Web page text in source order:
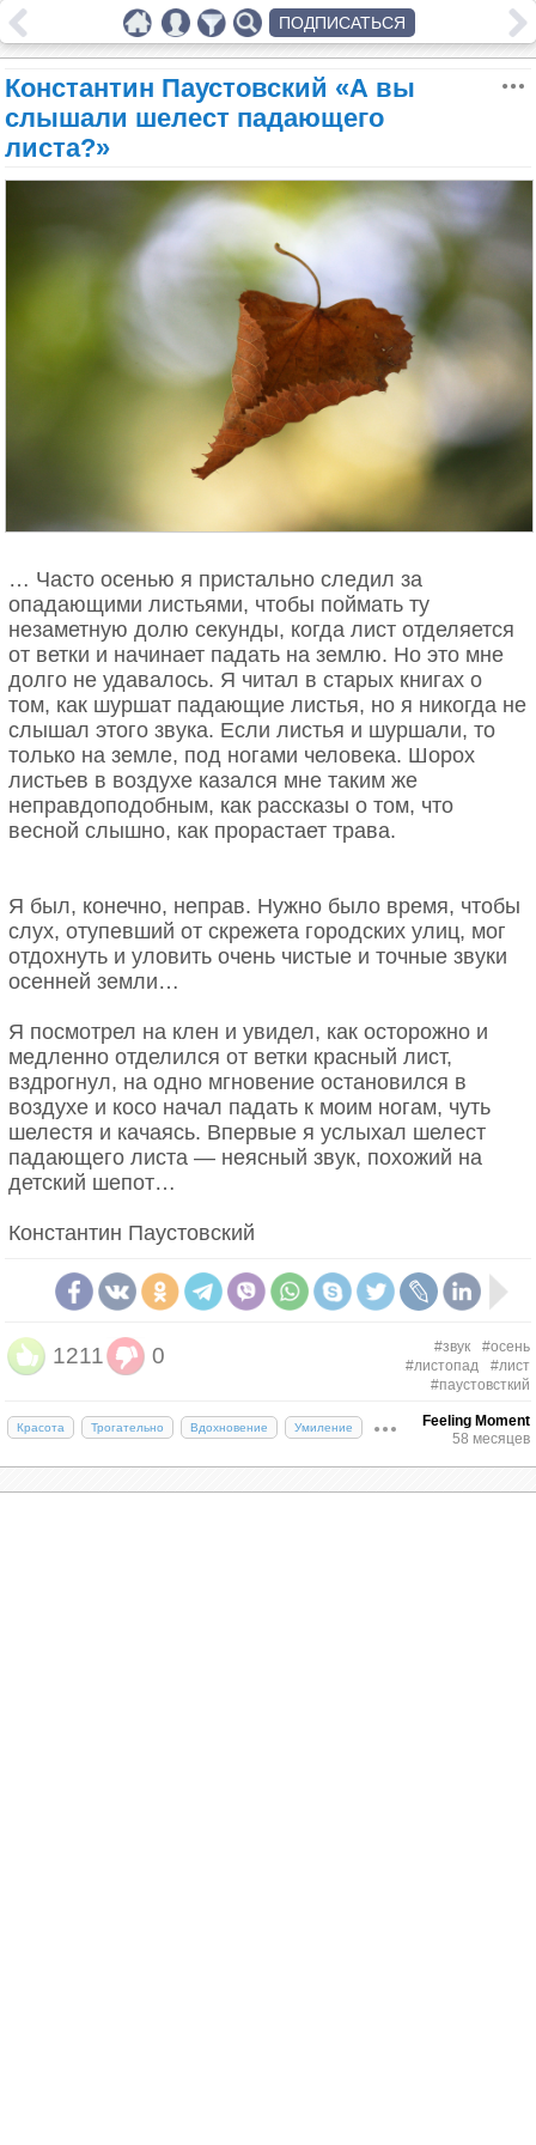
Константин Паустовский «А вы
слышали шелест падающего
листа?»
… Часто осенью я пристально следил за
опадающими листьями, чтобы поймать ту
незаметную долю секунды, когда лист отделяется
от ветки и начинает падать на землю. Но это мне
долго не удавалось. Я читал в старых книгах о
том, как шуршат падающие листья, но я никогда не
слышал этого звука. Если листья и шуршали, то
только на земле, под ногами человека. Шорох
листьев в воздухе казался мне таким же
неправдоподобным, как рассказы о том, что
весной слышно, как прорастает трава.
Я был, конечно, неправ. Нужно было время, чтобы
слух, отупевший от скрежета городских улиц, мог
отдохнуть и уловить очень чистые и точные звуки
осенней земли…
Я посмотрел на клен и увидел, как осторожно и
медленно отделился от ветки красный лист,
вздрогнул, на одно мгновение остановился в
воздухе и косо начал падать к моим ногам, чуть
шелестя и качаясь. Впервые я услыхал шелест
падающего листа — неясный звук, похожий на
детский шепот…
Константин Паустовский
1211 0 #звук
#осень
#листопад
#лист
#паустовсткий
Красота Трогательно Вдохновение Умиление
Feeling Moment
58 месяцев
ПОДПИСАТЬСЯ